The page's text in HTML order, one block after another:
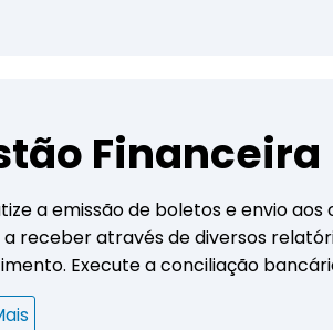
Financeira
a emissão de boletos e envio
receber através de diversos
Execute a conciliação